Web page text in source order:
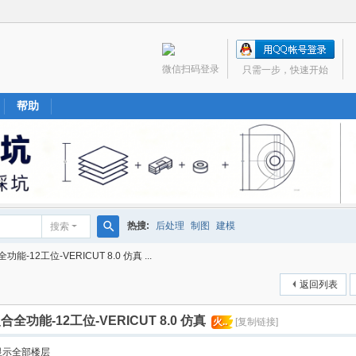
只需一步，快速开始
微信扫码登录
帮助
搜索
搜
热搜: 后处理 制图 建模
功能-12工位-VERICUT 8.0 仿真 ...
返回列表
全功能-12工位-VERICUT 8.0 仿真 火.. [复制链接]
示全部楼层